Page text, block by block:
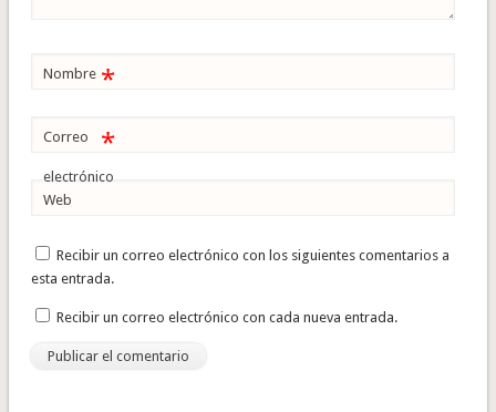
Nombre *
Correo
electrónico
*
Web
Recibir un correo electrónico con los siguientes comentarios a
esta entrada.
Recibir un correo electrónico con cada nueva entrada.